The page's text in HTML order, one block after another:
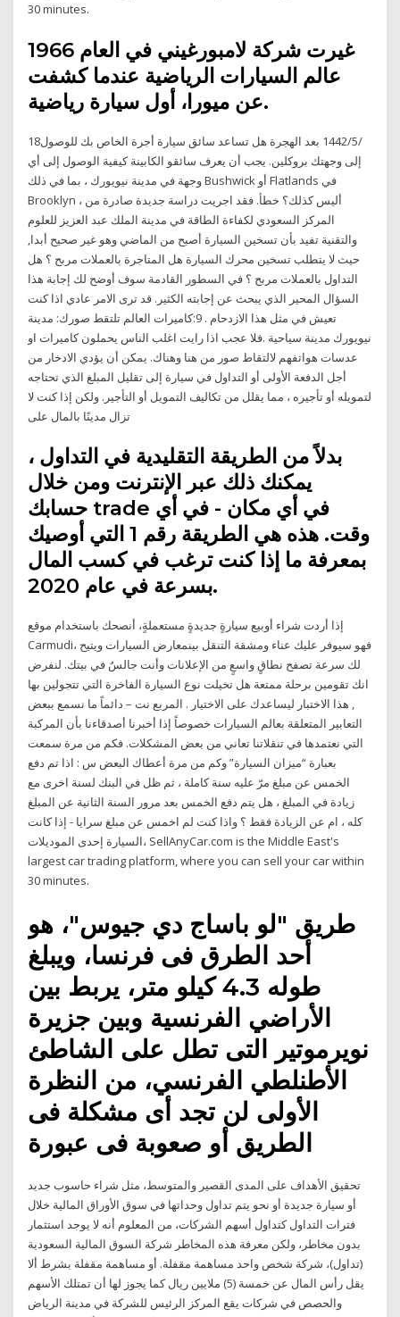
30 minutes.
غيرت شركة لامبورغيني في العام 1966
عالم السيارات الرياضية عندما كشفت
عن ميورا، أول سيارة رياضية.
18‏‏/5‏‏/1442 بعد الهجرة هل تساعد سائق سيارة أجرة الخاص بك للوصول
إلى وجهتك بروكلين. يجب أن يعرف سائقو الكابينة كيفية الوصول إلى أي
وجهة في مدينة نيويورك ، بما في ذلك Bushwick أو Flatlands في
Brooklyn ، أليس كذلك؟ خطأ. فقد اجريت دراسة جديدة صادرة من
المركز السعودي لكفاءة الطاقة في مدينة الملك عبد العزيز للعلوم
والتقنية تفيد بأن تسخين السيارة أصبح من الماضي وهو غير صحيح أبدا,
حيث لا يتطلب تسخين محرك السيارة هل المتاجرة بالعملات مربح ؟ هل
التداول بالعملات مربح ؟ في السطور القادمة سوف أوضح لك إجابة هذا
السؤال المحير الذي يبحث عن إجابته الكثير. قد ترى الامر عادي اذا كنت
تعيش في مثل هذا الازدحام . 9:كاميرات العالم تلتقط صورك: مدينة
نيويورك مدينة سياحية .فلا عجب اذا رايت اغلب الناس يحملون كاميرات او
عدسات هواتفهم لالتقاط صور من هنا وهناك. يمكن أن يؤدي الادخار من
أجل الدفعة الأولى أو التداول في سيارة إلى تقليل المبلغ الذي تحتاجه
لتمويله أو تأجيره ، مما يقلل من تكاليف التمويل أو التأجير. ولكن إذا كنت لا
تزال مدينًا بالمال على
بدلاً من الطريقة التقليدية في التداول ،
يمكنك ذلك عبر الإنترنت ومن خلال
حسابك trade في أي مكان - في أي
وقت. هذه هي الطريقة رقم 1 التي أوصيك
بمعرفة ما إذا كنت ترغب في كسب المال
بسرعة في عام 2020.
إذا أردت شراء أوبيع سيارةٍ جديدةٍ مستعملةٍ، أنصحك باستخدام موقع
Carmudi، فهو سيوفر عليك عناء ومشقة التنقل بينمعارض السيارات ويتيح
لك سرعة تصفح نطاقٍ واسعٍ من الإعلانات وأنت جالسٌ في بيتك. لنفرض
انك تقومين برحلة ممتعة هل تخيلت نوع السيارة الفاخرة التي تتجولين بها
, هذا الاختبار ليساعدك على الاختيار . المربع نت – دائماً ما نسمع ببعض
التعابير المتعلقة بعالم السيارات خصوصاً إذا أخبرنا أصدقاءنا بأن المركبة
التي نعتمدها في تنقلاتنا تعاني من بعض المشكلات. فكم من مرة سمعت
بعبارة “ميزان السيارة” وكم من مرة أعطاك البعض س : اذا تم دفع
الخمس عن مبلغ مرّ عليه سنة كاملة ، ثم ظل في البنك لسنة اخرى مع
زيادة في المبلغ ، هل يتم دفع الخمس بعد مرور السنة الثانية عن المبلغ
كله ، ام عن الزيادة فقط ؟ واذا كنت لم اخمس عن مبلغ سرايا - إذا كانت
السيارة إحدى الموديلات، SellAnyCar.com is the Middle East's
largest car trading platform, where you can sell your car within
30 minutes.
طريق "لو باساج دي جيوس"، هو
أحد الطرق فى فرنسا، ويبلغ
طوله 4.3 كيلو متر، يربط بين
الأراضي الفرنسية وبين جزيرة
نويرموتير التى تطل على الشاطئ
الأطنلطي الفرنسي، من النظرة
الأولى لن تجد أى مشكلة فى
الطريق أو صعوبة فى عبورة
تحقيق الأهداف على المدى القصير والمتوسط، مثل شراء حاسوب جديد
أو سيارة جديدة أو نحو يتم تداول وحداتها في سوق الأوراق المالية خلال
فترات التداول كتداول أسهم الشركات، من المعلوم أنه لا يوجد استثمار
بدون مخاطر، ولكن معرفة هذه المخاطر شركة السوق المالية السعودية
(تداول)، شركة شخص واحد مساهمة مقفلة. أو مساهمة مقفلة بشرط ألا
يقل رأس المال عن خمسة (5) ملايين ريال كما يجوز لها أن تمتلك الأسهم
والحصص في شركات يقع المركز الرئيس للشركة في مدينة الرياض